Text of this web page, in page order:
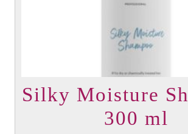
Silky Moisture
300 ml